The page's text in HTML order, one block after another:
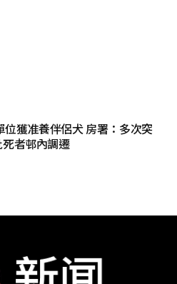
獲准養伴侶犬 房署：多次突
者邨內調遷